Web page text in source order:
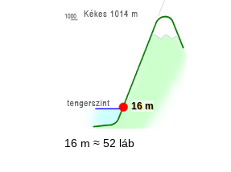
16 m
16 m ≈ 52 láb